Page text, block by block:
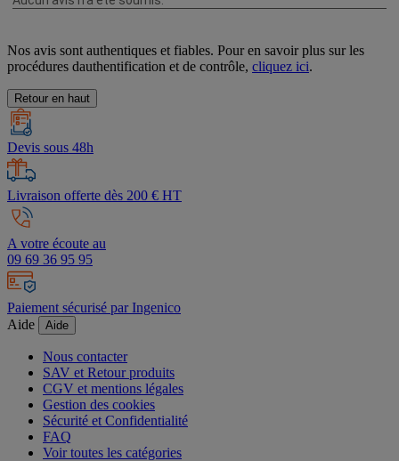
Nos avis sont authentiques et fiables. Pour en savoir plus sur les
procédures dauthentification et de contrôle, cliquez ici.
Retour en haut
Devis sous 48h
Livraison offerte dès 200 € HT
A votre écoute au
09 69 36 95 95
Paiement sécurisé par Ingenico
Aide
Aide
Nous contacter
SAV et Retour produits
CGV et mentions légales
Gestion des cookies
Sécurité et Confidentialité
FAQ
Voir toutes les catégories